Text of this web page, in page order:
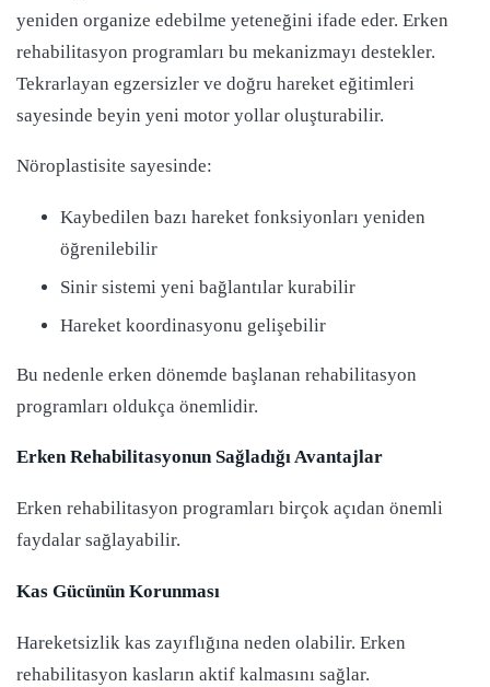
yeniden organize edebilme yeteneğini ifade eder. Erken
rehabilitasyon programları bu mekanizmayı destekler.
Tekrarlayan egzersizler ve doğru hareket eğitimleri
sayesinde beyin yeni motor yollar oluşturabilir.
Nöroplastisite sayesinde:
Kaybedilen bazı hareket fonksiyonları yeniden
öğrenilebilir
Sinir sistemi yeni bağlantılar kurabilir
Hareket koordinasyonu gelişebilir
Bu nedenle erken dönemde başlanan rehabilitasyon
programları oldukça önemlidir.
Erken Rehabilitasyonun Sağladığı Avantajlar
Erken rehabilitasyon programları birçok açıdan önemli
faydalar sağlayabilir.
Kas Gücünün Korunması
Hareketsizlik kas zayıflığına neden olabilir. Erken
rehabilitasyon kasların aktif kalmasını sağlar.